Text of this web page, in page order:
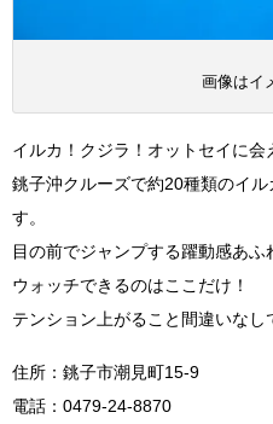
画像はイ
イルカ！クジラ！オットセイに会
銚子沖クルーズで約20種類のイ
す。
目の前でジャンプする躍動感あ
ウォッチできるのはここだけ！
テンション上がること間違いなし
住所：銚子市潮見町15-9
電話：0479-24-8870